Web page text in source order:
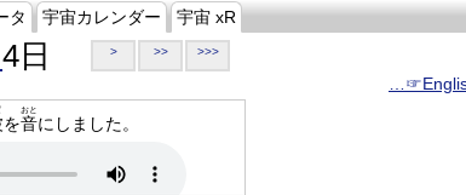
タ 宇宙カレンダー 宇宙 xR
4日 > >> >>>
を音
おと
にしました。